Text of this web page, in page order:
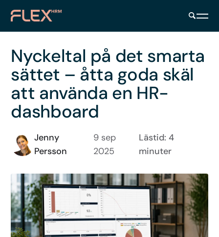
Nyckeltal på det smarta
sättet – åtta goda skäl
att använda en HR-
dashboard
Jenny
Persson
9 sep
2025
Lästid: 4
minuter